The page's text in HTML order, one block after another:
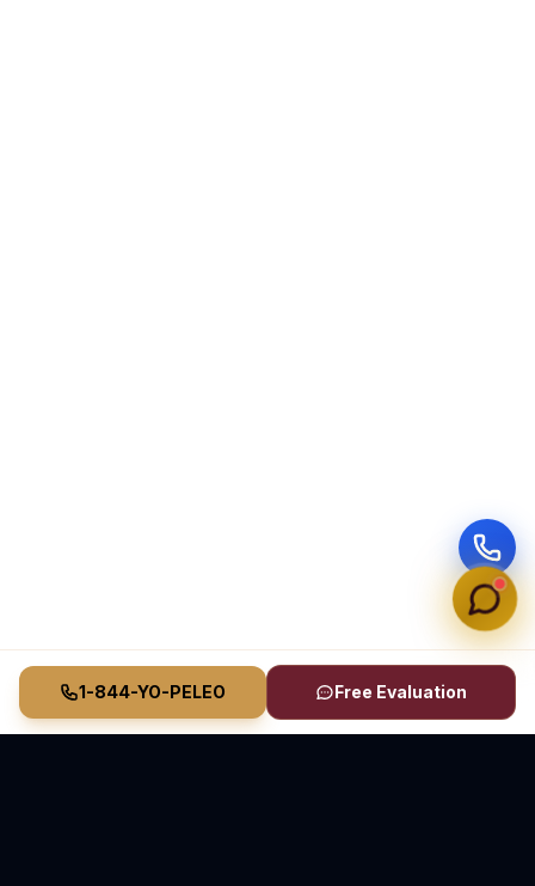
1-844-YO-PELEO Free Evaluation